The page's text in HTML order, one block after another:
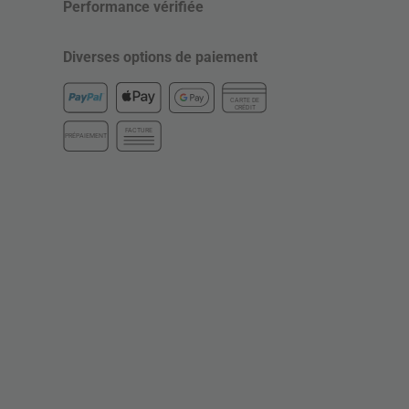
Performance vérifiée
Diverses options de paiement
CARTE DE
CRÉDIT
PRÉPAIEMENT
FACTURE